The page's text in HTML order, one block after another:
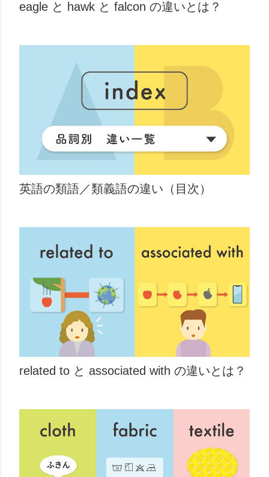
eagle と hawk と falcon の違いとは？
英語の類語／類義語の違い（目次）
related to と associated with の違いとは？